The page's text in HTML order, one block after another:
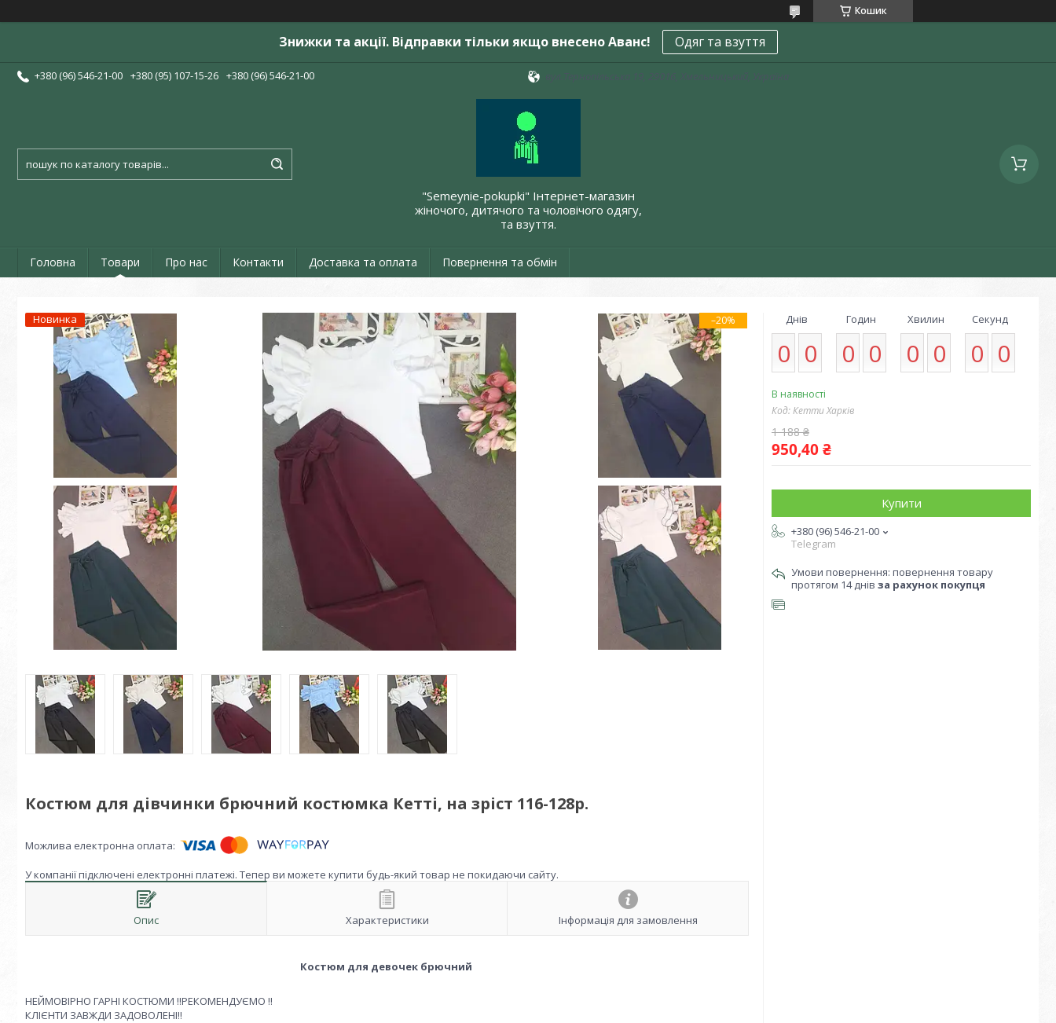
Кошик
Знижки та акції. Відправки тільки якщо внесено Аванс! Одяг та взуття
+380 (96) 546-21-00 +380 (95) 107-15-26 +380 (96) 546-21-00
"Semeynie-pokupki" Інтернет-магазин
жіночого, дитячого та чоловічого одягу,
та взуття.
Головна Товари Про нас Контакти Доставка та оплата Повернення та обмін
Новинка –20%
Костюм для дівчинки брючний костюмка Кетті, на зріст 116-128р.
У компанії підключені електронні платежі. Тепер ви можете купити будь-який товар не покидаючи сайту.
Опис Характеристики Інформація для замовлення
Костюм для девочек брючний
НЕЙМОВІРНО ГАРНІ КОСТЮМИ ‼️РЕКОМЕНДУЄМО ‼️
КЛІЄНТИ ЗАВЖДИ ЗАДОВОЛЕНІ‼️
Днів
0 0
Годин
0 0
Хвилин
0 0
Секунд
0 0
В наявності
Код:Кетти Харків
1 188 ₴
950,40 ₴
Купити
+380 (96) 546-21-00
Telegram
повернення товару
протягом 14 днів за рахунок покупця